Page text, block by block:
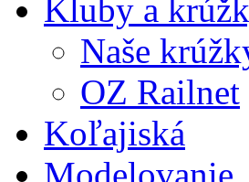
Kluby a
Naše
OZ Railnet
Koľajiská